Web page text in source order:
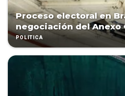
Proceso electoral en
negociación del Anexo
POLÍTICA